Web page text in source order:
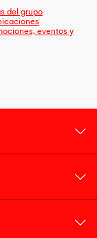
del grupo
eventos y